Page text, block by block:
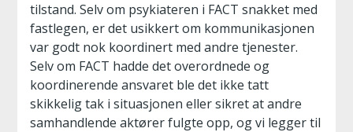
tilstand. Selv om psykiateren i FACT snakket med
fastlegen, er det usikkert om kommunikasjonen
var godt nok koordinert med andre tjenester.
Selv om FACT hadde det overordnede og
koordinerende ansvaret ble det ikke tatt
skikkelig tak i situasjonen eller sikret at andre
samhandlende aktører fulgte opp, og vi legger til